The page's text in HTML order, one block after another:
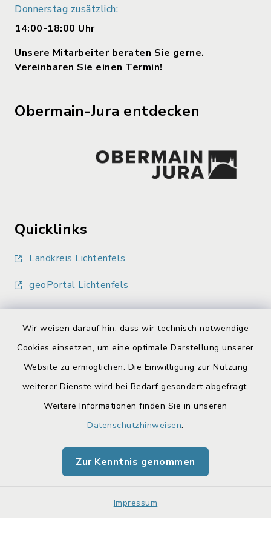
Wir weisen darauf hin, dass wir technisch notwendige
Cookies einsetzen, um eine optimale Darstellung unserer
Website zu ermöglichen. Die Einwilligung zur Nutzung
weiterer Dienste wird bei Bedarf gesondert abgefragt.
Weitere Informationen finden Sie in unseren
Datenschutzhinweisen.
Zur Kenntnis genommen
Impressum
Donnerstag zusätzlich:
14:00-18:00 Uhr
Unsere Mitarbeiter beraten Sie gerne.
Vereinbaren Sie einen Termin!
Obermain-Jura entdecken
Quicklinks
Landkreis Lichtenfels
geoPortal Lichtenfels
Kontakt
Barrierefreiheit
Impressum
Sitemap